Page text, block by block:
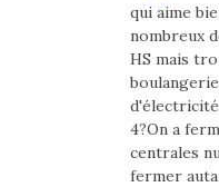
qui aime
nombreux
HS mais
4?On a
centrales
fermer